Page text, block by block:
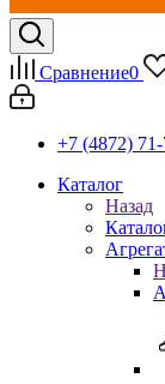
Сравнение0
+7 (4872)
Каталог
Назад